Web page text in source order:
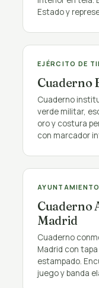
Estado y
PÚBLICO
EJÉRCITO DE
Cuaderno
Cuaderno
verde militar,
oro y costura
con marcador
PÚBLICO
Cuaderno
Madrid
Cuaderno
Madrid con
estampado.
juego y banda